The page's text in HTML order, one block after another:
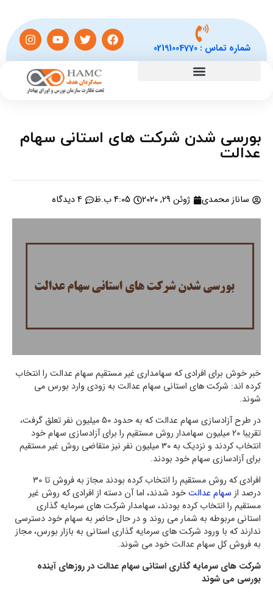
شماره تماس :02191004770
بورسی شدن شرکت های استانی سهام
عدالت
ساناز محمدی ژوئن 29, 2020 4:05 ب.ظ 4 دیدگاه
خبر خوش برای افرادی که سهامداری غیر مستقیم سهام عدالت را انتخاب
کرده اند: شرکت های استانی سهام عدالت به زودی وارد بورس می
شوند.
در طرح آزادسازی سهام عدالت که به حدود 50 میلیون نفر تعلق گرفت،
تقریبا 20 میلیون سهامدار روش مستقیم را برای آزادسازی سهام خود
انتخاب کردند و نزدیک به 30 میلیون نفر نیز متقاضی روش غیر مستقیم
برای آزادسازی سهام خود بودند.
افرادی که روش مستقیم را انتخاب کرده بودند مجاز به فروش تا 30
درصد از سهام عدالتخود شدند، اما آن دسته از افرادی که روش غیر
مستقیم را انتخاب کرده بودند، سهامدار شرکت های سرمایه گذاری
استانی مربوطه به شمار می روند و در حال حاضر به سهام خود دسترسی
ندارند که با ورود شرکت های سرمایه گذاری استانی به بازار بورس، مجاز
به فروش کل سهام عدالت خود می شوند.
شرکت های سرمایه گذاری استانی سهام عدالت در روزهای آینده
بورسی می شوند